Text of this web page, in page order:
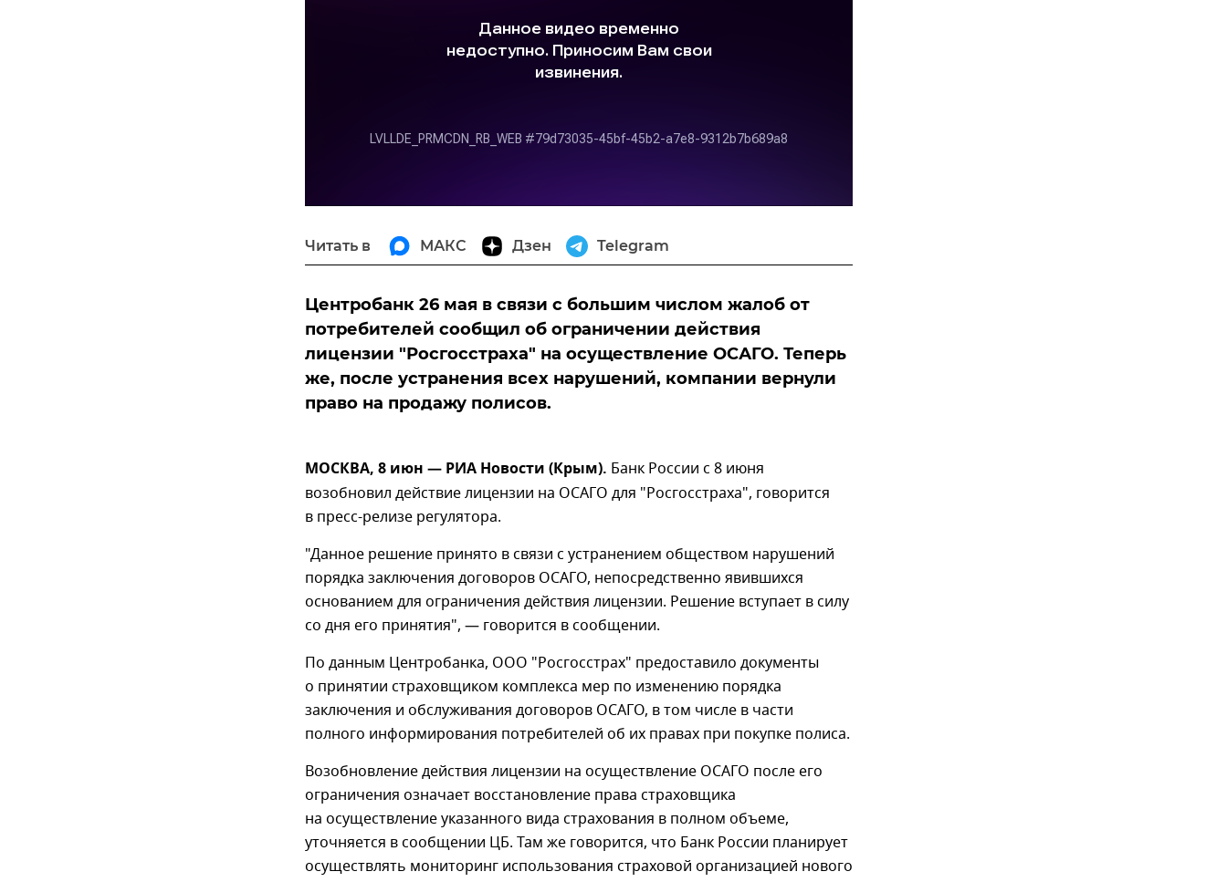
Читать в МАКС Дзен Telegram
Центробанк 26 мая в связи с большим числом жалоб от
потребителей сообщил об ограничении действия
лицензии "Росгосстраха" на осуществление ОСАГО. Теперь
же, после устранения всех нарушений, компании вернули
право на продажу полисов.
МОСКВА, 8 июн — РИА Новости (Крым). Банк России с 8 июня
возобновил действие лицензии на ОСАГО для "Росгосстраха", говорится
в пресс-релизе регулятора.
"Данное решение принято в связи с устранением обществом нарушений
порядка заключения договоров ОСАГО, непосредственно явившихся
основанием для ограничения действия лицензии. Решение вступает в силу
со дня его принятия", — говорится в сообщении.
По данным Центробанка, ООО "Росгосстрах" предоставило документы
о принятии страховщиком комплекса мер по изменению порядка
заключения и обслуживания договоров ОСАГО, в том числе в части
полного информирования потребителей об их правах при покупке полиса.
Возобновление действия лицензии на осуществление ОСАГО после его
ограничения означает восстановление права страховщика
на осуществление указанного вида страхования в полном объеме,
уточняется в сообщении ЦБ. Там же говорится, что Банк России планирует
осуществлять мониторинг использования страховой организацией нового